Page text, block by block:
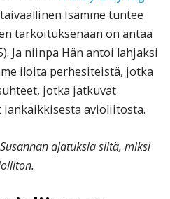
Isämme tuntee
tarkoituksenaan on antaa
Ja niinpä Hän antoi lahjaksi
iloita perhesiteistä, jotka
jotka jatkuvat
iankaikkisesta avioliitosta.
ajatuksia siitä, miksi